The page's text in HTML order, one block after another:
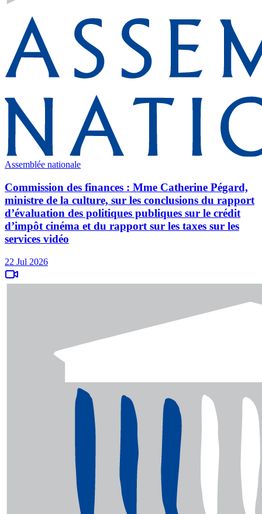
Assemblée nationale
Commission des finances : Mme Catherine Pégard,
ministre de la culture, sur les conclusions du rapport
d’évaluation des politiques publiques sur le crédit
d’impôt cinéma et du rapport sur les taxes sur les
services vidéo
22 Jul 2026